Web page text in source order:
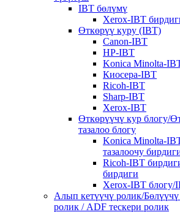
IBT бөлүмү
Xerox-IBT
Өткөрүү куру (IBT)
Canon-IBT
HP-IBT
Konica Minolta-
Киосера-IBT
Ricoh-IBT
Sharp-IBT
Xerox-IBT
Өткөрүүчү кур блогу/
тазалоо блогу
Konica Minolta-
тазалоочу
Ricoh-IBT
бирдиги
Xerox-IBT блогу/
Алып кетүүчү ролик/
ролик / ADF тескери ролик